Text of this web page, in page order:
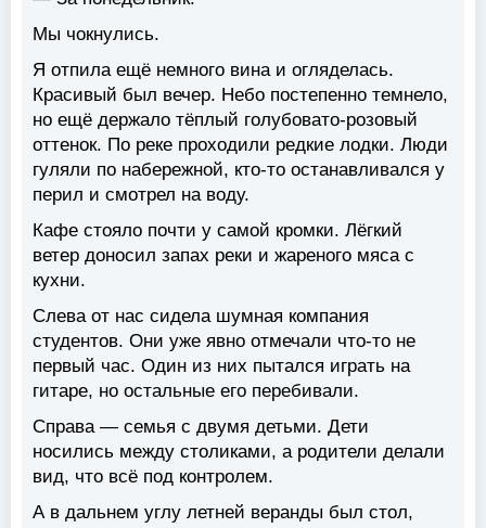
Мы чокнулись.
Я отпила ещё немного вина и огляделась.
Красивый был вечер. Небо постепенно темнело,
но ещё держало тёплый голубовато-розовый
оттенок. По реке проходили редкие лодки. Люди
гуляли по набережной, кто-то останавливался у
перил и смотрел на воду.
Кафе стояло почти у самой кромки. Лёгкий
ветер доносил запах реки и жареного мяса с
кухни.
Слева от нас сидела шумная компания
студентов. Они уже явно отмечали что-то не
первый час. Один из них пытался играть на
гитаре, но остальные его перебивали.
Справа — семья с двумя детьми. Дети
носились между столиками, а родители делали
вид, что всё под контролем.
А в дальнем углу летней веранды был стол,